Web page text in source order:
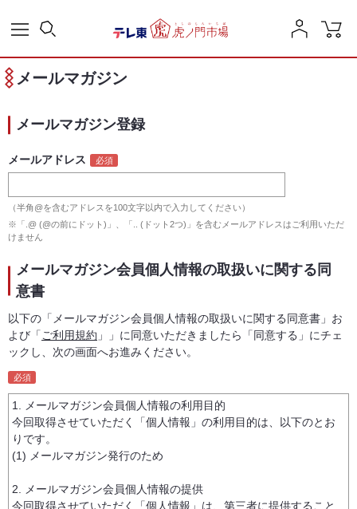
メールマガジン
メールマガジン登録
メールアドレス
（半角@を含むアドレスを100文字以内で入力してください）
※「.@ (@の前にドット)」、「.. (ドット2つ)」を含むメールアドレスはご利用いただ
けません
メールマガジン会員個人情報の取扱いに関する同
意書
以下の「メールマガジン会員個人情報の取扱いに関する同意書」お
よび「 ご利用規約 」」に同意いただきましたら「同意する」にチェ
ックし、次の画面へお進みください。